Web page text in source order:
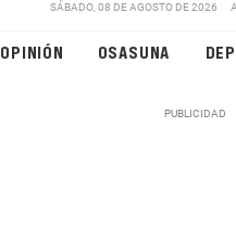
SÁBADO, 08 DE AGOSTO DE 2026
OPINIÓN OSASUNA